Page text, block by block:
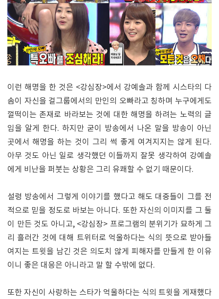
이런 해명을 한 것은 <강심장>에서 강예솔과 함께 시스타의 다
솜이 자신을 걸그룹에서의 만인의 오빠라고 칭하며 누구에게도
껄떡이는 존재로 바라보는 것에 대한 해명을 하려는 노력의 글
임을 알게 한다. 하지만 굳이 방송에서 나온 말을 방송이 아닌
곳에서 해명을 하는 것이 그리 썩 좋게 여겨지지는 않게 된다.
아무 것도 아닌 일로 생각했던 이들까지 잘못 생각하여 강예솔
에게 비난을 퍼붓는 상황은 그리 유쾌할 수 없기 때문이다.
설령 방송에서 그렇게 이야기를 했다고 해도 대중들이 그를 전
적으로 믿을 정도로 바보는 아니다. 또한 자신의 이미지를 그 둘
이 만든 것도 아니고, <강심장> 프로그램의 분위기가 묘하게 그
리 흘러간 것에 대해 트위터로 억울하다는 식의 뜻으로 받아들
여지는 트윗을 남긴 것은 의도치 않게 피해자를 만들게 한 이유
이니 좋은 대응은 아니라고 말 할 수밖에 없다.
또한 자신이 사랑하는 스타가 억울하다는 식의 트윗을 게재했다